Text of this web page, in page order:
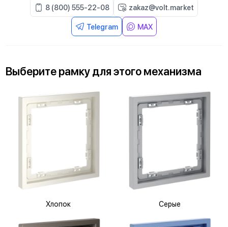
8 (800) 555-22-08 zakaz@volt.market
Telegram MAX
Выберитерамку дляэтого механизма
Хлопок Серые